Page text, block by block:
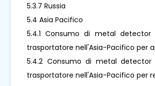
5.3.7 Russia
5.4 Asia Pacifico
5.4.1 Consumo di metal detector
trasportatore nell'Asia-Pacifico per
5.4.2 Consumo di metal detector
trasportatore nell'Asia-Pacifico per